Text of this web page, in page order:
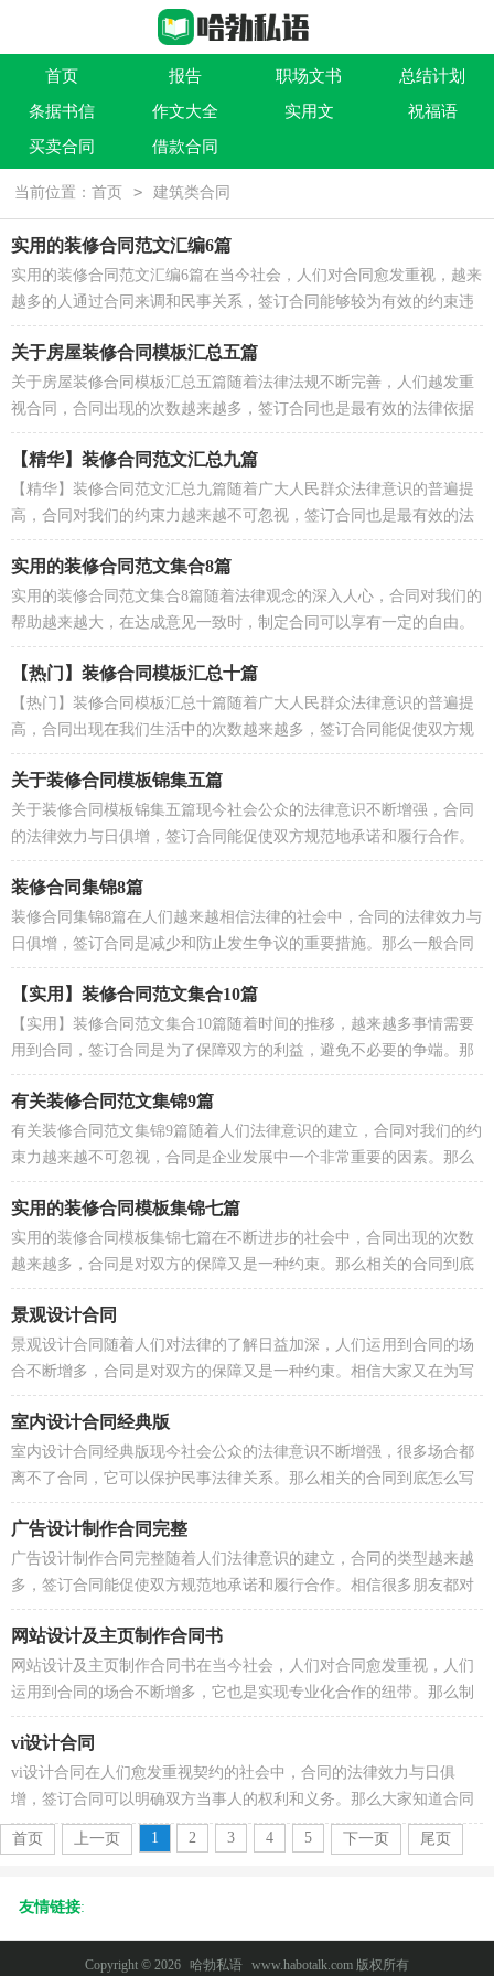
首页 报告 职场文书
总结计划
条据书信
作文大全 实用文
祝福语
买卖合同
借款合同
当前位置：首页 > 建筑类合同
实用的装修合同范文汇编6篇
实用的装修合同范文汇编6篇在当今社会，人们对合同愈发重视，越来
越多的人通过合同来调和民事关系，签订合同能够较为有效的约束违
约行为。那么一般合同是怎么起草的呢？以下是小编...
关于房屋装修合同模板汇总五篇
关于房屋装修合同模板汇总五篇随着法律法规不断完善，人们越发重
视合同，合同出现的次数越来越多，签订合同也是最有效的法律依据
之一。相信很多朋友都对拟合同感到非常苦恼吧，下面...
【精华】装修合同范文汇总九篇
【精华】装修合同范文汇总九篇随着广大人民群众法律意识的普遍提
高，合同对我们的约束力越来越不可忽视，签订合同也是最有效的法
律依据之一。那么合同书的格式，你掌握了吗？以下是...
实用的装修合同范文集合8篇
实用的装修合同范文集合8篇随着法律观念的深入人心，合同对我们的
帮助越来越大，在达成意见一致时，制定合同可以享有一定的自由。
那么正式、规范的合同是什么样的呢？下面是小编为...
【热门】装修合同模板汇总十篇
【热门】装修合同模板汇总十篇随着广大人民群众法律意识的普遍提
高，合同出现在我们生活中的次数越来越多，签订合同能促使双方规
范地承诺和履行合作。那么制定合同书有什么需要...
关于装修合同模板锦集五篇
关于装修合同模板锦集五篇现今社会公众的法律意识不断增强，合同
的法律效力与日俱增，签订合同能促使双方规范地承诺和履行合作。
那么大家知道合法的合同书怎么写吗？下面是小编帮...
装修合同集锦8篇
装修合同集锦8篇在人们越来越相信法律的社会中，合同的法律效力与
日俱增，签订合同是减少和防止发生争议的重要措施。那么一般合同
是怎么起草的呢？下面是小编收集整理的装修合同8...
【实用】装修合同范文集合10篇
【实用】装修合同范文集合10篇随着时间的推移，越来越多事情需要
用到合同，签订合同是为了保障双方的利益，避免不必要的争端。那
么大家知道合法的合同书怎么写吗？以下是小编为大家...
有关装修合同范文集锦9篇
有关装修合同范文集锦9篇随着人们法律意识的建立，合同对我们的约
束力越来越不可忽视，合同是企业发展中一个非常重要的因素。那么
合同书的格式，你掌握了吗？下面是小编精心整理的...
实用的装修合同模板集锦七篇
实用的装修合同模板集锦七篇在不断进步的社会中，合同出现的次数
越来越多，合同是对双方的保障又是一种约束。那么相关的合同到底
怎么写呢？下面是小编为大家收集的装修合同7篇，欢...
景观设计合同
景观设计合同随着人们对法律的了解日益加深，人们运用到合同的场
合不断增多，合同是对双方的保障又是一种约束。相信大家又在为写
合同犯愁了吧，以下是小编帮大家整理的景观设计合...
室内设计合同经典版
室内设计合同经典版现今社会公众的法律意识不断增强，很多场合都
离不了合同，它可以保护民事法律关系。那么相关的合同到底怎么写
呢？下面是小编收集整理的室内设计合同经典版，希望...
广告设计制作合同完整
广告设计制作合同完整随着人们法律意识的建立，合同的类型越来越
多，签订合同能促使双方规范地承诺和履行合作。相信很多朋友都对
拟合同感到非常苦恼吧，以下是小编帮大家整理的广...
网站设计及主页制作合同书
网站设计及主页制作合同书在当今社会，人们对合同愈发重视，人们
运用到合同的场合不断增多，它也是实现专业化合作的纽带。那么制
定合同书有什么需要注意的呢？下面是小编整理的网站...
vi设计合同
vi设计合同在人们愈发重视契约的社会中，合同的法律效力与日俱
增，签订合同可以明确双方当事人的权利和义务。那么大家知道合同
的格式吗？以下是小编整理的vi设计合同，希望对大家有...
首页
上一页 1 2 3 4 5 下一页 尾页
友情链接:
Copyright © 2026 哈勃私语 www.habotalk.com 版权所有